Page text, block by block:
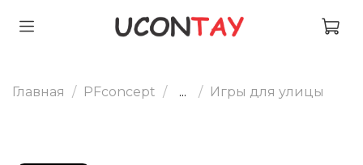
Главная PFconcept ... Игры для улицы